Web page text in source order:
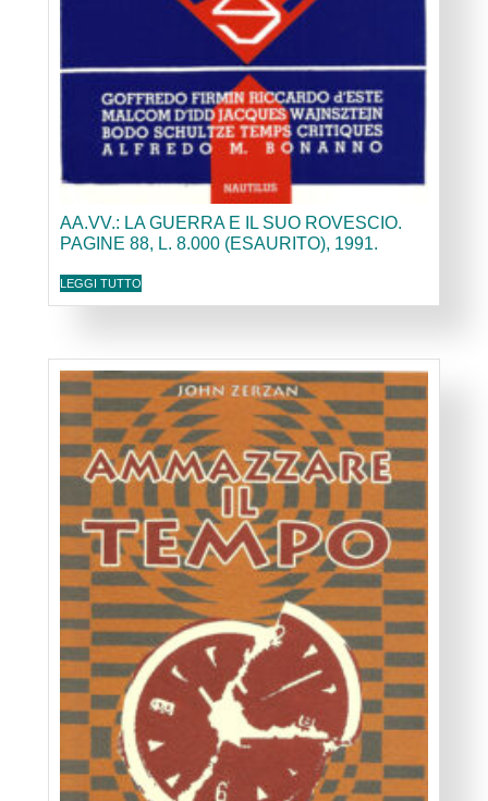
AA.VV.: LA GUERRA E IL SUO ROVESCIO.
PAGINE 88, L. 8.000 (ESAURITO), 1991.
LEGGI TUTTO